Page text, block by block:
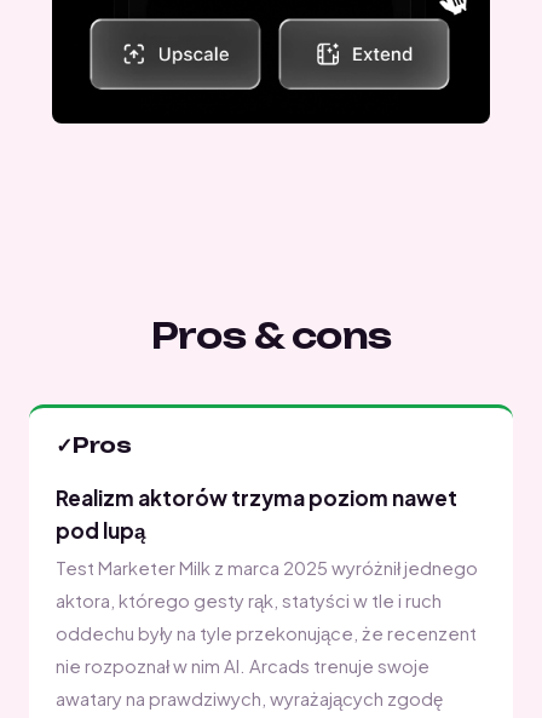
Pros & cons
✓Pros
Realizm aktorów trzyma poziom nawet
pod lupą
Test Marketer Milk z marca 2025 wyróżnił jednego
aktora, którego gesty rąk, statyści w tle i ruch
oddechu były na tyle przekonujące, że recenzent
nie rozpoznał w nim AI. Arcads trenuje swoje
awatary na prawdziwych, wyrażających zgodę